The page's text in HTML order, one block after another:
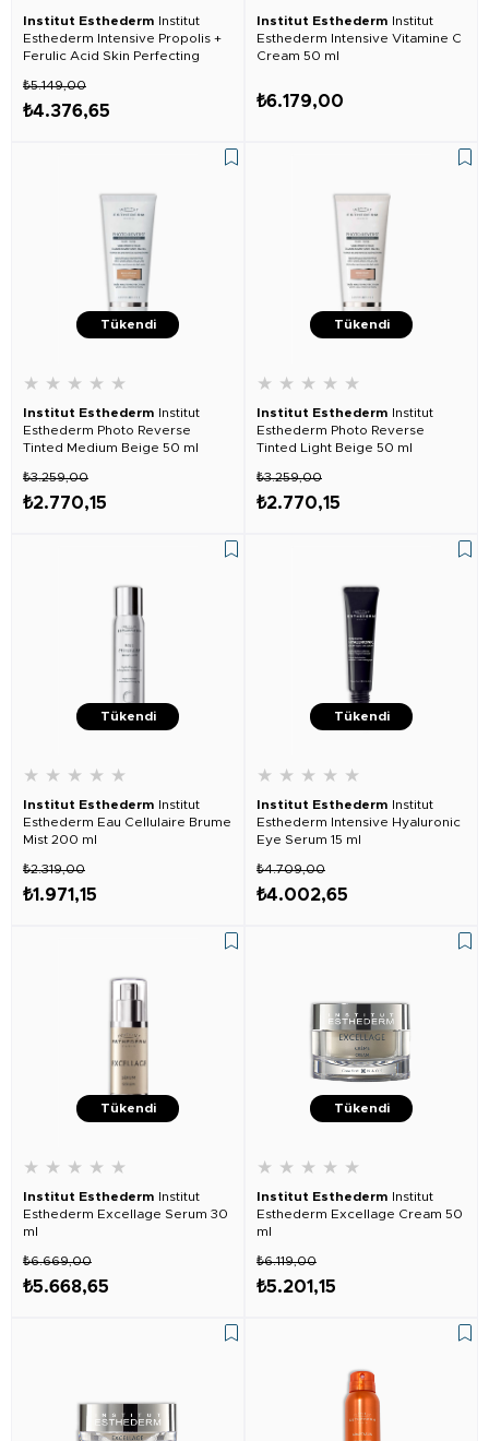
Institut Esthederm Institut
Esthederm Intensive Propolis +
Ferulic Acid Skin Perfecting
₺4.376,65
₺5.149,00
Institut Esthederm Institut
Esthederm Intensive Vitamine C
Cream 50 ml
₺6.179,00
Tükendi
★ ★ ★ ★ ★
Institut Esthederm Institut
Esthederm Photo Reverse
Tinted Medium Beige 50 ml
₺2.770,15
₺3.259,00
Tükendi
★ ★ ★ ★ ★
Institut Esthederm Institut
Esthederm Photo Reverse
Tinted Light Beige 50 ml
₺2.770,15
₺3.259,00
Tükendi
★ ★ ★ ★ ★
Institut Esthederm Institut
Esthederm Eau Cellulaire Brume
Mist 200 ml
₺1.971,15
₺2.319,00
Tükendi
★ ★ ★ ★ ★
Institut Esthederm Institut
Esthederm Intensive Hyaluronic
Eye Serum 15 ml
₺4.002,65
₺4.709,00
Tükendi
★ ★ ★ ★ ★
Institut Esthederm Institut
Esthederm Excellage Serum 30
ml
₺5.668,65
₺6.669,00
Tükendi
★ ★ ★ ★ ★
Institut Esthederm Institut
Esthederm Excellage Cream 50
ml
₺5.201,15
₺6.119,00